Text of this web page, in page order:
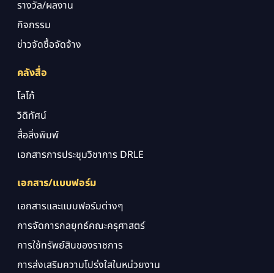
รางวัล/ผลงาน
กิจกรรม
ข่าวจัดซื้อจัดจ้าง
คลังสื่อ
โลโก้
วิดิทัศน์
สื่อสิ่งพิมพ์
เอกสารการประชุมวิชาการ DRLE
เอกสาร/แบบฟอร์ม
เอกสารและแบบฟอร์มต่างๆ
การจัดการกลยุทธ์คณะครุศาสตร์
การใช้ทรัพย์สินของราชการ
การส่งเสริมความโปร่งใสในหน่วยงาน